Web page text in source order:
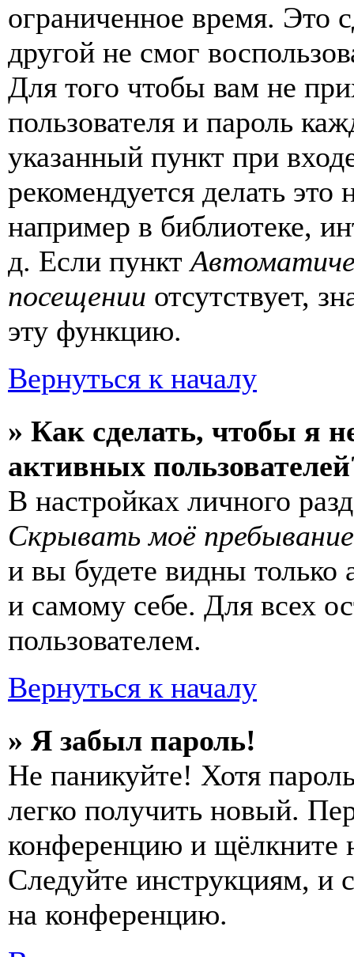
ограниченное время. Это
другой не смог
Для того чтобы вам не
пользователя и пароль
указанный пункт при
рекомендуется делать
например в библиотеке,
д. Если пункт
посещении отсутствует,
эту функцию.
Вернуться к началу
» Как сделать, чтобы я
активных
В настройках личного
Скрывать моё
и вы будете видны только
и самому себе. Для всех
пользователем.
Вернуться к началу
» Я забыл пароль!
Не паникуйте! Хотя
легко получить новый.
конференцию и щёлкните
Следуйте инструкциям, и
на конференцию.